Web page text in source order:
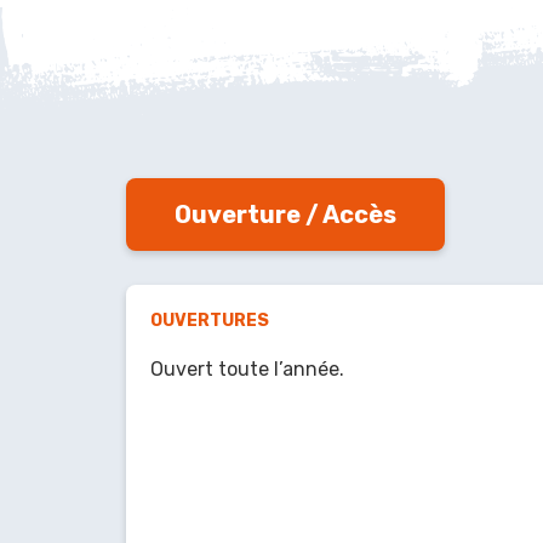
Ouverture / Accès
OUVERTURES
Ouvert toute l’année.